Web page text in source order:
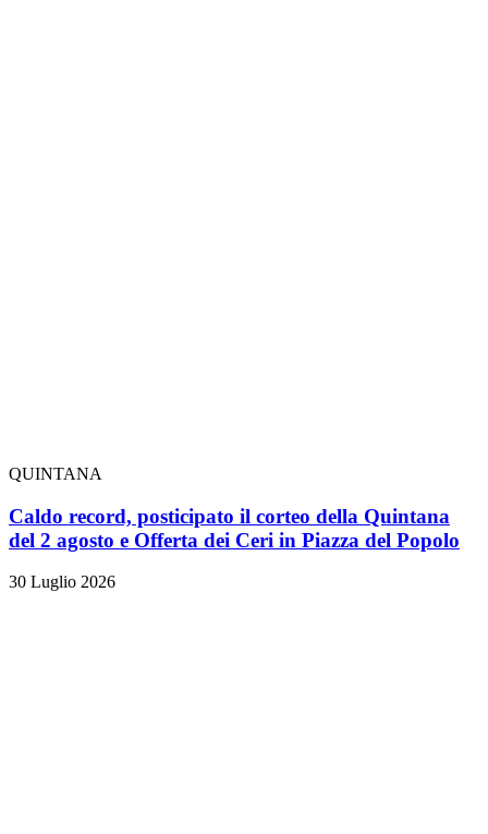
QUINTANA
Caldo record, posticipato il corteo della Quintana
del 2 agosto e Offerta dei Ceri in Piazza del Popolo
30 Luglio 2026